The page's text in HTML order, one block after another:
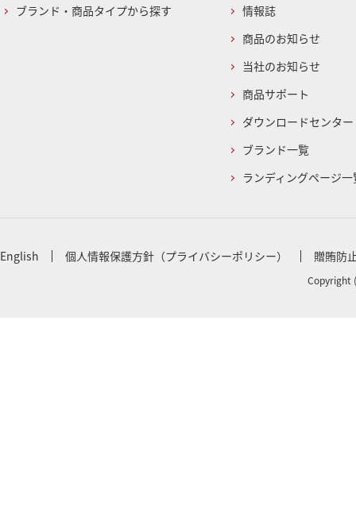
ブランド・商品タイプから探す
情報誌
商品のお知らせ
当社のお知らせ
商品サポート
ダウンロードセンター
ブランド一覧
ランディングページ一
English 個人情報保護方針（プライバシーポリシー） 贈賄防
Copyright